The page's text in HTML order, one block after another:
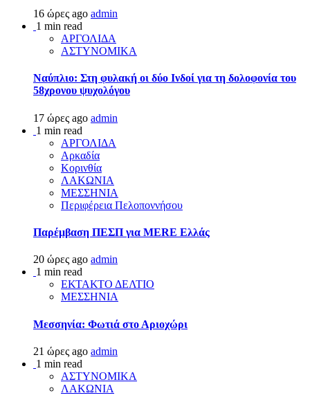
16 ώρες ago admin
1 min read
ΑΡΓΟΛΙΔΑ
ΑΣΤΥΝΟΜΙΚΑ
Ναύπλιο: Στη φυλακή οι δύο Ινδοί για τη δολοφονία του
58χρονου ψυχολόγου
17 ώρες ago admin
1 min read
ΑΡΓΟΛΙΔΑ
Αρκαδία
Κορινθία
ΛΑΚΩΝΙΑ
ΜΕΣΣΗΝΙΑ
Περιφέρεια Πελοποννήσου
Παρέμβαση ΠΕΣΠ για MERE Ελλάς
20 ώρες ago admin
1 min read
ΕΚΤΑΚΤΟ ΔΕΛΤΙΟ
ΜΕΣΣΗΝΙΑ
Μεσσηνία: Φωτιά στο Αριοχώρι
21 ώρες ago admin
1 min read
ΑΣΤΥΝΟΜΙΚΑ
ΛΑΚΩΝΙΑ